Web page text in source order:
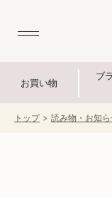
お買い物
ブ
トップ 読み物・お知